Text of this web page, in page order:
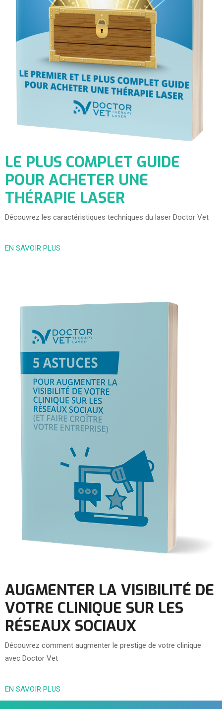
LE PLUS COMPLET GUIDE
POUR ACHETER UNE
THÉRAPIE LASER
Découvrez les caractéristiques techniques du laser Doctor Vet
EN SAVOIR PLUS
AUGMENTER LA VISIBILITÉ DE
VOTRE CLINIQUE SUR LES
RÉSEAUX SOCIAUX
Découvrez comment augmenter le prestige de votre clinique
avec Doctor Vet
EN SAVOIR PLUS